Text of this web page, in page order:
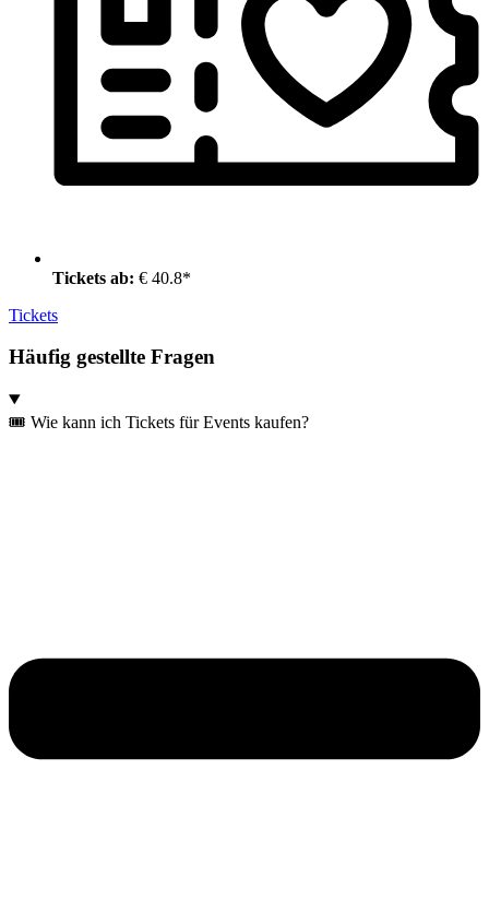
Tickets ab: € 40.8*
Tickets
Häufig gestellte Fragen
🎟️ Wie kann ich Tickets für Events kaufen?